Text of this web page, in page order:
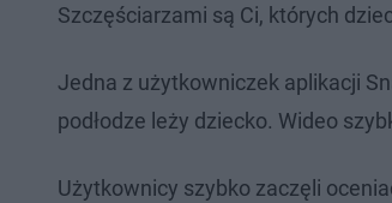
Szczęściarzami są Ci, których
Jedna z użytkowniczek aplikacji
podłodze leży dziecko. Wideo
Użytkownicy szybko zaczęli